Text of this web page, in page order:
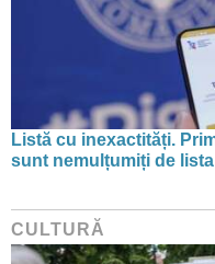
Listă cu inexactități.
sunt nemulțumiți de
CULTURĂ